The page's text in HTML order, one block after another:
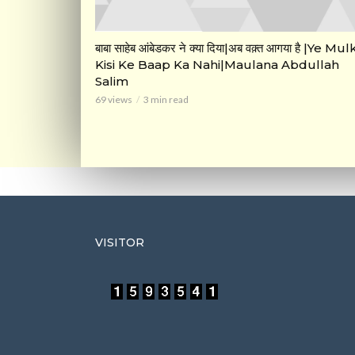
बाबा साहेब आंबेडकर ने क्या दिया|अब वक़्त आगया है |Ye
Kisi Ke Baap Ka Nahi|Maulana Abdullah
Salim
69 views 3 min read
VISITOR